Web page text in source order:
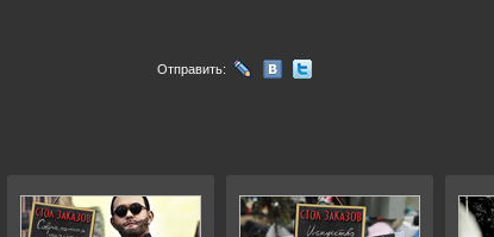
Отправить: